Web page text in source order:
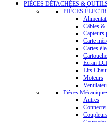
PIÈCES DÉTACHÉES & OUTILS
PIÈCES
Câbles &
Capteurs
Carte
Cartes
Écran
Lits
Moteurs
Pièces
Autres